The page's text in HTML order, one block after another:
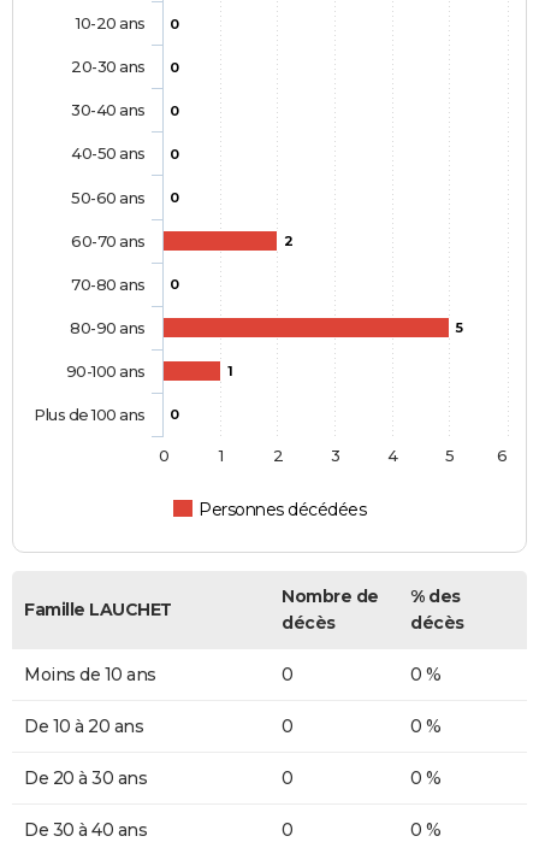
0
0
0
0
0
2
0
5
1
0
Personnes décédées
10-20 ans
20-30 ans
30-40 ans
40-50 ans
50-60 ans
60-70 ans
70-80 ans
80-90 ans
90-100 ans
Plus de 100 ans
0 1 2 3 4 5 6
Famille LAUCHET
Nombre de
décès
% des
décès
Moins de 10 ans 0 0 %
De 10 à 20 ans 0 0 %
De 20 à 30 ans 0 0 %
De 30 à 40 ans 0 0 %